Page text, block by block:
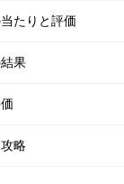
たりと評価
果
略